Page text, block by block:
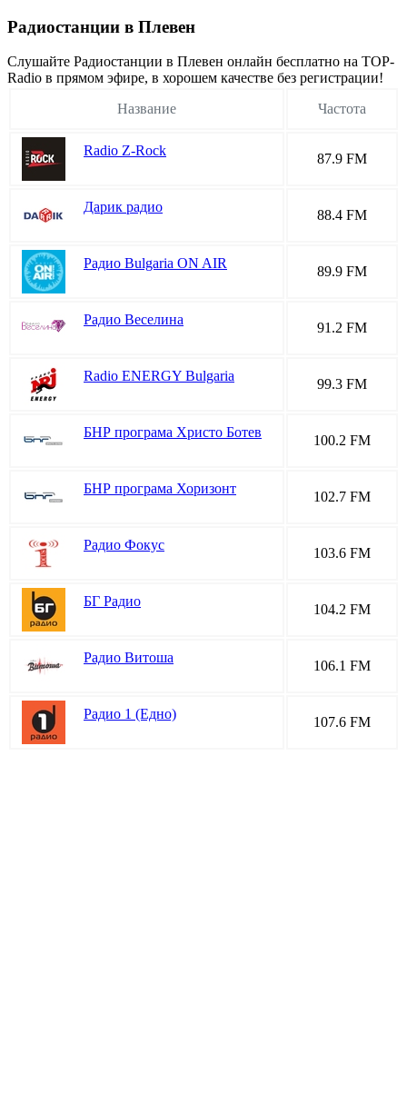
Радиостанции в Плевен
Cлушайте Радиостанции в Плевен онлайн бесплатно на TOP-
Radio в прямом эфире, в хорошем качестве без регистрации!
Название
Частота
Radio Z-Rock
87.9 FM
Дарик радио
88.4 FM
Радио Bulgaria ON AIR
89.9 FM
Радио Веселина
91.2 FM
Radio ENERGY Bulgaria
99.3 FM
БНР програма Христо Ботев
100.2 FM
БНР програма Хоризонт
102.7 FM
Радио Фокус
103.6 FM
БГ Радио
104.2 FM
Радио Витоша
106.1 FM
Радио 1 (Едно)
107.6 FM